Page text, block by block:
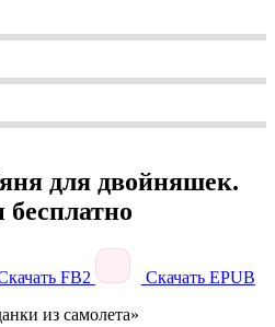
для двойняшек.
FB2
Скачать EPUB
из самолета»